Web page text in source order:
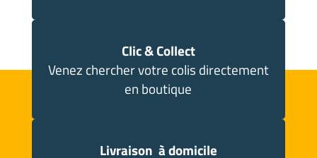
Clic & Collect
Venez chercher votre colis directement
en boutique
Livraison à domicile